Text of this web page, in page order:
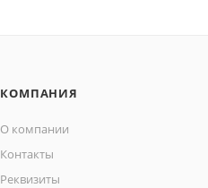
КОМПАНИЯ
О компании
Контакты
Реквизиты